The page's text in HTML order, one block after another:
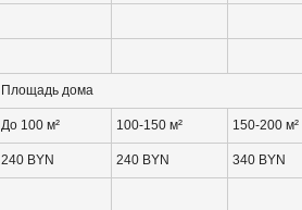
Площадь дома
До 100 м² 100-150 м² 150-200 м²
240 BYN 240 BYN 340 BYN